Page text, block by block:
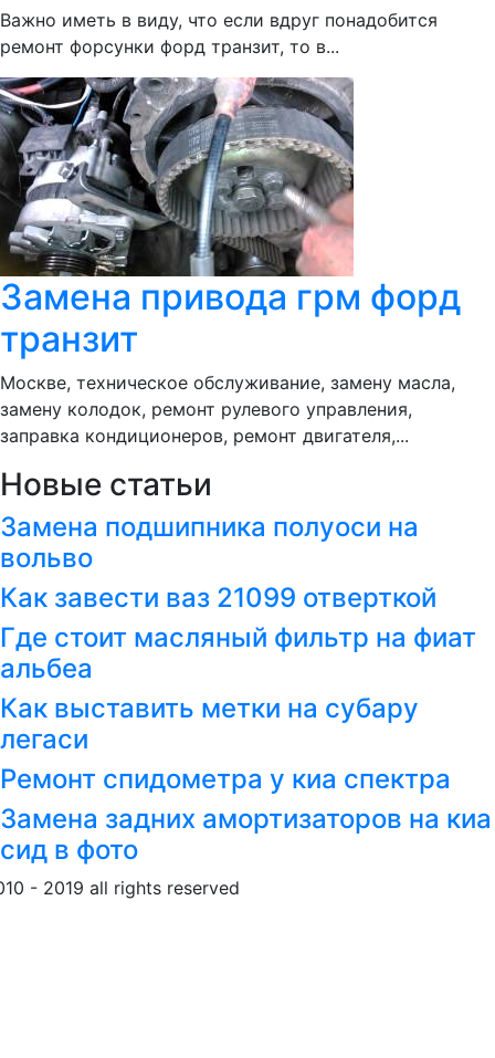
Важно иметь в виду, что если вдруг понадобится
ремонт форсунки форд транзит, то в...
Замена привода грм форд
транзит
Москве, техническое обслуживание, замену масла,
замену колодок, ремонт рулевого управления,
заправка кондиционеров, ремонт двигателя,...
Новые статьи
Замена подшипника полуоси на
вольво
Как завести ваз 21099 отверткой
Где стоит масляный фильтр на фиат
альбеа
Как выставить метки на субару
легаси
Ремонт спидометра у киа спектра
Замена задних амортизаторов на киа
сид в фото
- 2019 all rights reserved